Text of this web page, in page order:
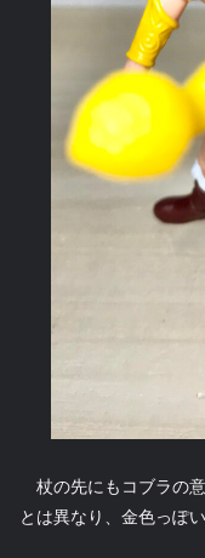
杖の先にもコブラの
とは異なり、金色っぽ